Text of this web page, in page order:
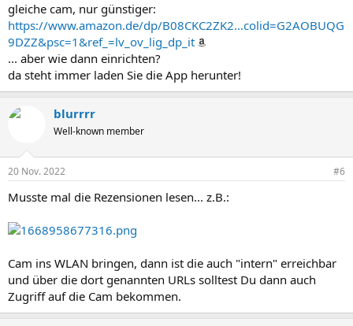
gleiche cam, nur günstiger:
https://www.amazon.de/dp/B08CKC2ZK2...colid=G2AOBUQG
9DZZ&psc=1&ref_=lv_ov_lig_dp_it
... aber wie dann einrichten?
da steht immer laden Sie die App herunter!
blurrrr
Well-known member
20 Nov. 2022 #6
Musste mal die Rezensionen lesen... z.B.:
Cam ins WLAN bringen, dann ist die auch "intern" erreichbar
und über die dort genannten URLs solltest Du dann auch
Zugriff auf die Cam bekommen.